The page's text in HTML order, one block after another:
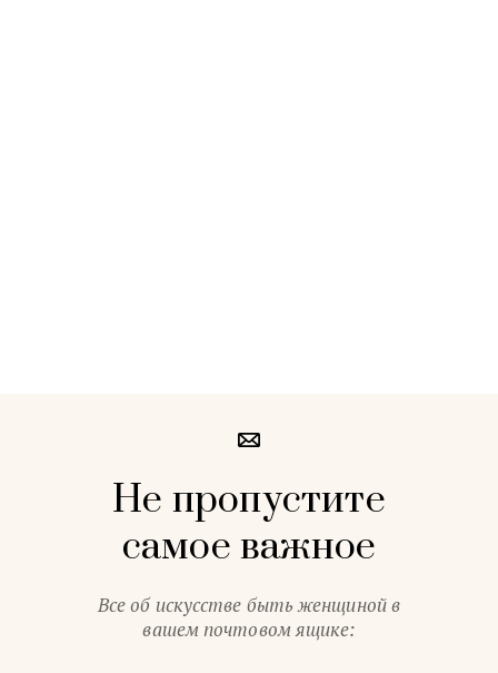
Не пропустите
самое важное
Все об искусстве быть женщиной в
вашем почтовом ящике: